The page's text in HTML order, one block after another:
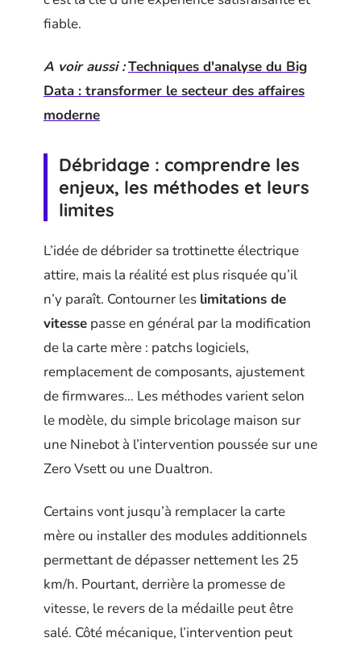
fiable.
A voir aussi :Techniques d'analyse du Big
Data : transformer le secteur des affaires
moderne
Débridage : comprendre les
enjeux, les méthodes et leurs
limites
L’idée de débrider sa trottinette électrique
attire, mais la réalité est plus risquée qu’il
n’y paraît. Contourner les limitations de
vitesse passe en général par la modification
de la carte mère : patchs logiciels,
remplacement de composants, ajustement
de firmwares… Les méthodes varient selon
le modèle, du simple bricolage maison sur
une Ninebot à l’intervention poussée sur une
Zero Vsett ou une Dualtron.
Certains vont jusqu’à remplacer la carte
mère ou installer des modules additionnels
permettant de dépasser nettement les 25
km/h. Pourtant, derrière la promesse de
vitesse, le revers de la médaille peut être
salé. Côté mécanique, l’intervention peut